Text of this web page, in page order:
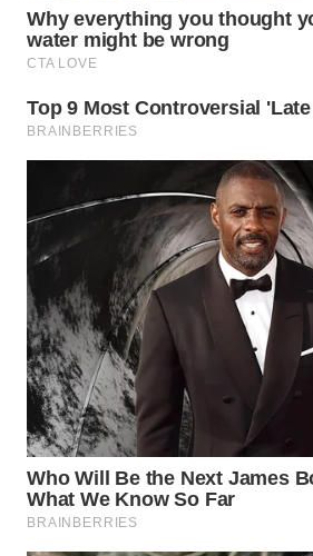
WN
CIANJUR
WN
KEPULAUAN
WN
TANGERANG
WN
BINJAI
WN
CIREBON
WN
INDRAMAYU
WN